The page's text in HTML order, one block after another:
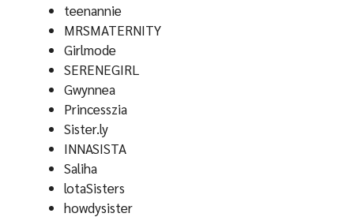
teenannie
MRSMATERNITY
Girlmode
SERENEGIRL
Gwynnea
Princesszia
Sister.ly
INNASISTA
Saliha
lotaSisters
howdysister